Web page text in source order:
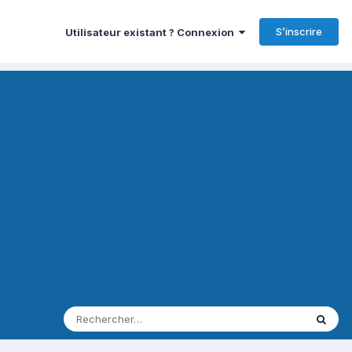
Utilisateur existant ? Connexion S’inscrire